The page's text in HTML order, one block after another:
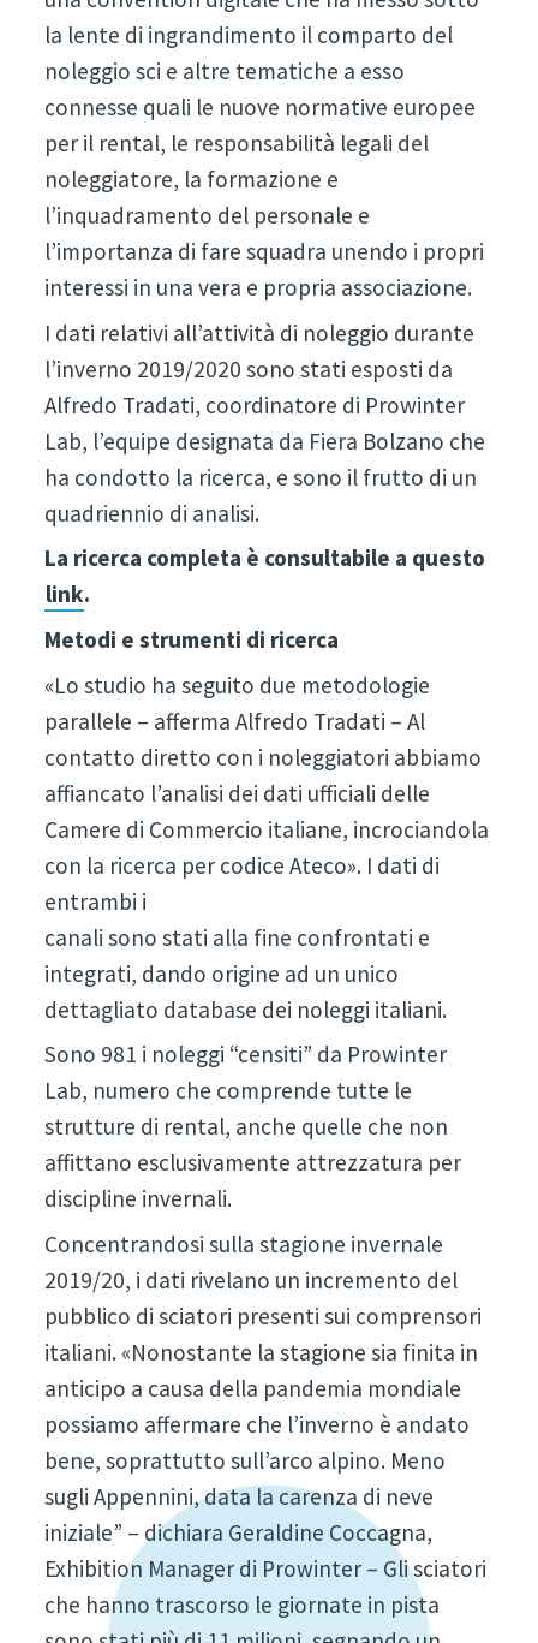
la lente di ingrandimento il comparto del
noleggio sci e altre tematiche a esso
connesse quali le nuove normative europee
per il rental, le responsabilità legali del
noleggiatore, la formazione e
l’inquadramento del personale e
l’importanza di fare squadra unendo i propri
interessi in una vera e propria associazione.
I dati relativi all’attività di noleggio durante
l’inverno 2019/2020 sono stati esposti da
Alfredo Tradati, coordinatore di Prowinter
Lab, l’equipe designata da Fiera Bolzano che
ha condotto la ricerca, e sono il frutto di un
quadriennio di analisi.
La ricerca completa è consultabile a questo
link.
Metodi e strumenti di ricerca
«Lo studio ha seguito due metodologie
parallele – afferma Alfredo Tradati – Al
contatto diretto con i noleggiatori abbiamo
affiancato l’analisi dei dati ufficiali delle
Camere di Commercio italiane, incrociandola
con la ricerca per codice Ateco». I dati di
entrambi i
canali sono stati alla fine confrontati e
integrati, dando origine ad un unico
dettagliato database dei noleggi italiani.
Sono 981 i noleggi “censiti” da Prowinter
Lab, numero che comprende tutte le
strutture di rental, anche quelle che non
affittano esclusivamente attrezzatura per
discipline invernali.
Concentrandosi sulla stagione invernale
2019/20, i dati rivelano un incremento del
pubblico di sciatori presenti sui comprensori
italiani. «Nonostante la stagione sia finita in
anticipo a causa della pandemia mondiale
possiamo affermare che l’inverno è andato
bene, soprattutto sull’arco alpino. Meno
sugli Appennini, data la carenza di neve
iniziale” – dichiara Geraldine Coccagna,
Exhibition Manager di Prowinter – Gli sciatori
che hanno trascorso le giornate in pista